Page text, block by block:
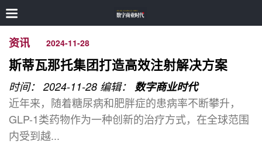
资讯 2024-11-28
斯蒂瓦那托集团打造高效注射解决方案
时间： 2024-11-28 编辑： 数字商业时代
近年来，随着糖尿病和肥胖症的患病率不断攀升，
GLP-1类药物作为一种创新的治疗方式，在全球范围
内受到越...